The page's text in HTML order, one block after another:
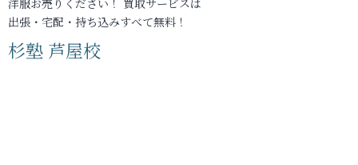
洋服お売りください！ 買取サービスは
出張・宅配・持ち込みすべて無料！
杉塾 芦屋校